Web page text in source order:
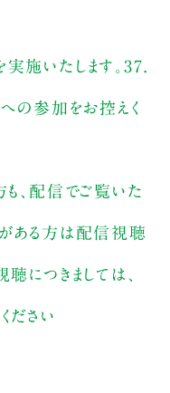
施いたします。37.
の参加をお控えく
も、配信でご覧いた
ある方は配信視聴
につきましては、
ださい